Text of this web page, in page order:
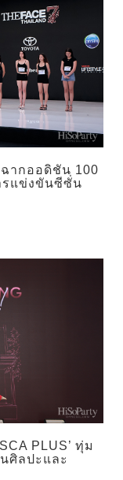
ฉากออดิชัน 100
รแข่งขันซีซั่น
PLUS’ ทุ่ม
ศิลปะและ